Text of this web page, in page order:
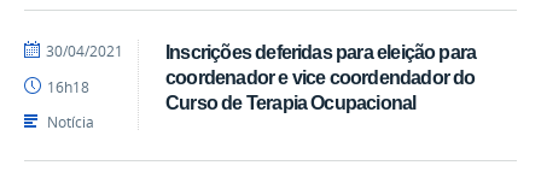
Inscrições deferidas para eleição para
coordenador e vice coordendador do
Curso de Terapia Ocupacional
por
Batista
publicado
30/04/2021
16h18
Notícia